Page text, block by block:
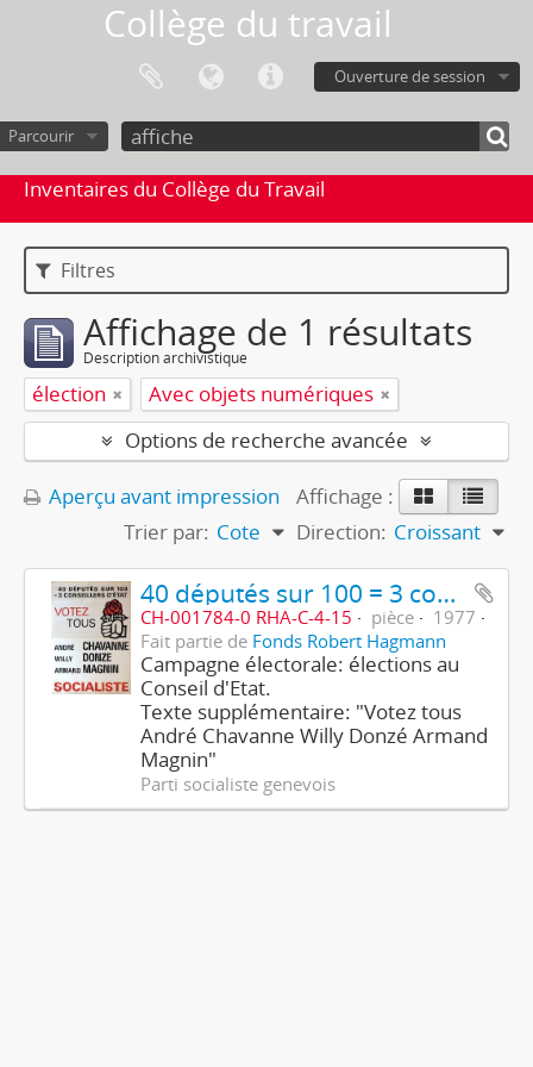
Collège du travail
Ouverture de session
Parcourir
Inventaires du Collège du Travail
Filtres
Affichage de 1 résultats
Description archivistique
élection
Avec objets numériques
Options de recherche avancée
Aperçu avant impression
Affichage :
Trier par: Cote Direction: Croissant
40 députés sur 100 = 3 conseillers d'Etat - Socialiste
CH-001784-0 RHA-C-4-15 pièce
1977
Fait partie de Fonds Robert Hagmann
Campagne électorale: élections au
Conseil d'Etat.
Texte supplémentaire: "Votez tous
André Chavanne Willy Donzé Armand
Magnin"
Parti socialiste genevois